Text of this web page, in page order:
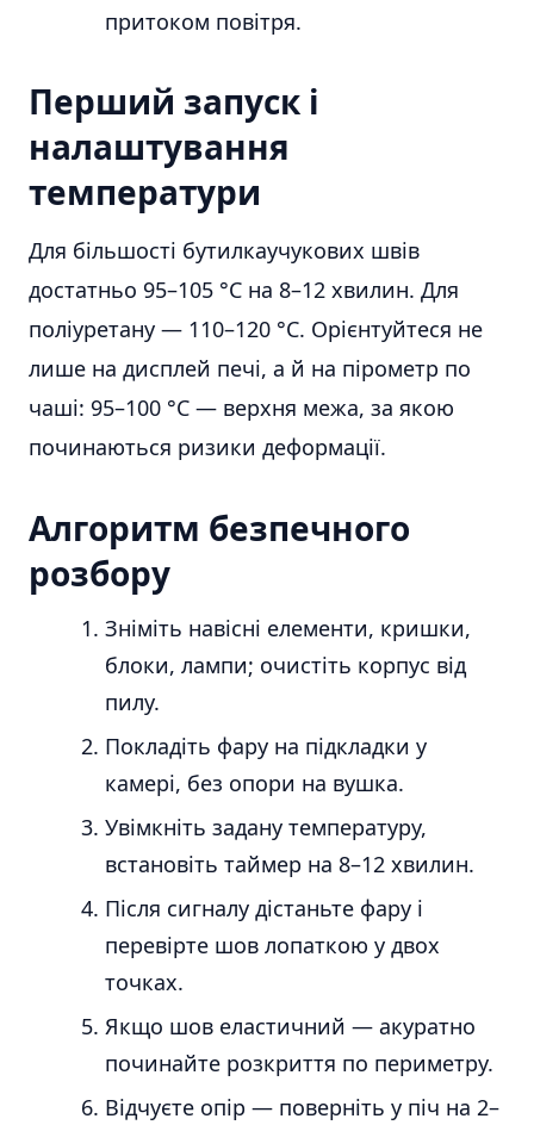
притоком повітря.
Перший запуск і
налаштування
температури
Для більшості бутилкаучукових швів
достатньо 95–105 °C на 8–12 хвилин. Для
поліуретану — 110–120 °C. Орієнтуйтеся не
лише на дисплей печі, а й на пірометр по
чаші: 95–100 °C — верхня межа, за якою
починаються ризики деформації.
Алгоритм безпечного
розбору
Зніміть навісні елементи, кришки,
блоки, лампи; очистіть корпус від
пилу.
Покладіть фару на підкладки у
камері, без опори на вушка.
Увімкніть задану температуру,
встановіть таймер на 8–12 хвилин.
Після сигналу дістаньте фару і
перевірте шов лопаткою у двох
точках.
Якщо шов еластичний — акуратно
починайте розкриття по периметру.
Відчуєте опір — поверніть у піч на 2–